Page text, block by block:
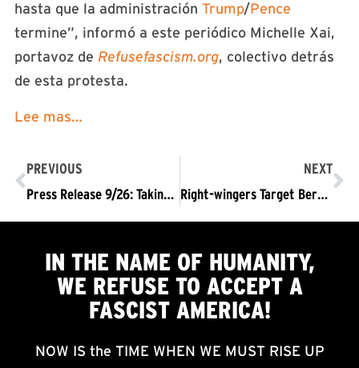
hasta que la administración Trump/Pence
termine”, informó a este periódico Michelle Xai,
portavoz de Refusefascism.org, colectivo detrás
de esta protesta.
Lee mas…
PREVIOUS
Press Release 9/26: Taking a Knee on LA Freeway – Trump/Pence Must Go
NEXT
Right-wingers Target Berkeley’s Revolution Books
IN THE NAME OF HUMANITY,
WE REFUSE TO ACCEPTA
FASCIST AMERICA!
NOW IS the TIME WHEN WE MUST RISE UP